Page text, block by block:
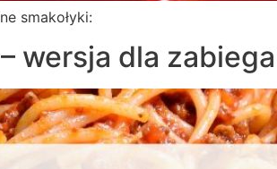
smakołyki:
wersja dla